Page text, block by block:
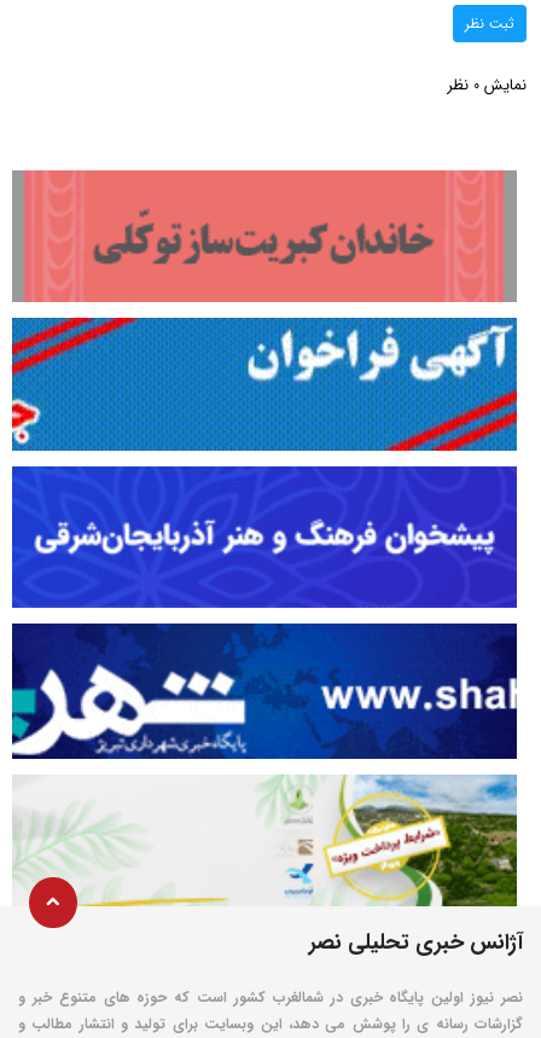
ثبت نظر
نمایش 0 نظر
آژانس خبری تحلیلی نصر
نصر نیوز اولین پایگاه خبری در شمالغرب کشور است که حوزه های متنوع خبر و
گزارشات رسانه ی را پوشش می دهد، این وبسایت برای تولید و انتشار مطالب و